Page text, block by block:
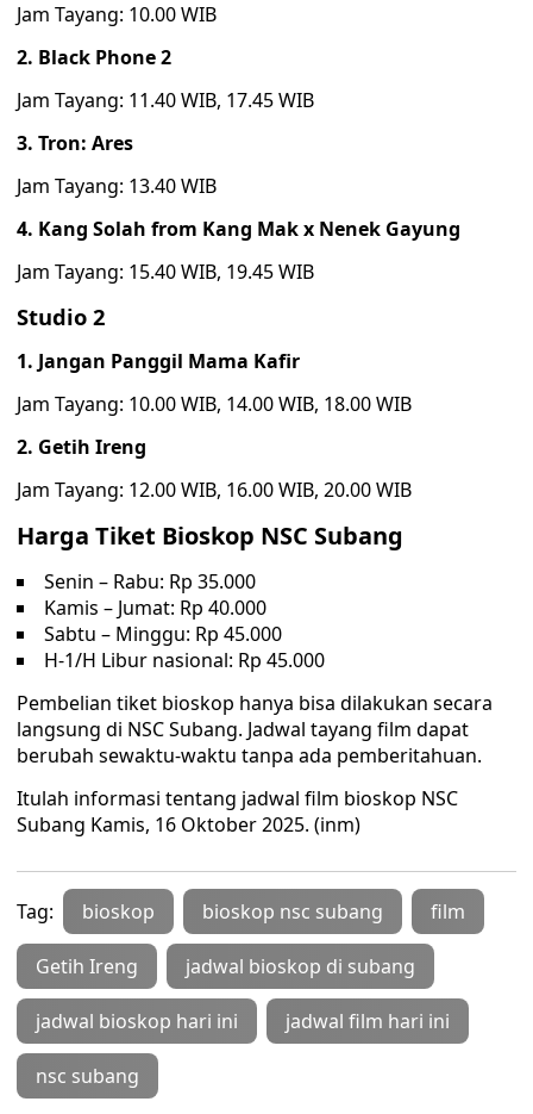
Jam Tayang: 10.00 WIB
2. Black Phone 2
Jam Tayang: 11.40 WIB, 17.45 WIB
3. Tron: Ares
Jam Tayang: 13.40 WIB
4. Kang Solah from Kang Mak x Nenek Gayung
Jam Tayang: 15.40 WIB, 19.45 WIB
Studio 2
1. Jangan Panggil Mama Kafir
Jam Tayang: 10.00 WIB, 14.00 WIB, 18.00 WIB
2. Getih Ireng
Jam Tayang: 12.00 WIB, 16.00 WIB, 20.00 WIB
Harga Tiket Bioskop NSC Subang
Senin – Rabu: Rp 35.000
Kamis – Jumat: Rp 40.000
Sabtu – Minggu: Rp 45.000
H-1/H Libur nasional: Rp 45.000
Pembelian tiket bioskop hanya bisa dilakukan secara
langsung di NSC Subang. Jadwal tayang film dapat
berubah sewaktu-waktu tanpa ada pemberitahuan.
Itulah informasi tentang jadwal film bioskop NSC
Subang Kamis, 16 Oktober 2025. (inm)
Tag: bioskop bioskop nsc subang film
Getih Ireng jadwal bioskop di subang
jadwal bioskop hari ini jadwal film hari ini
nsc subang